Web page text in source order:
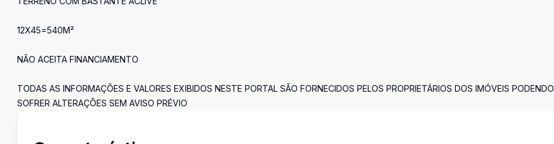
12X45=540M²
NÃO ACEITA FINANCIAMENTO
TODAS AS INFORMAÇÕES E VALORES EXIBIDOS NESTE PORTAL SÃO FORNECIDOS PELOS PROPRIETÁRIOS DOS IMÓVEIS PODENDO
SOFRER ALTERAÇÕES SEM AVISO PRÉVIO